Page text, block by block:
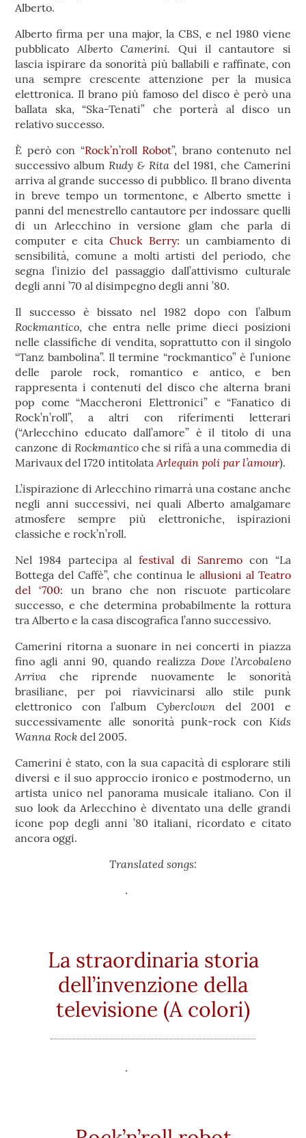
Alberto.
Alberto firma per una major, la CBS, e nel 1980 viene
pubblicatoAlberto Camerini. Qui il cantautore si
lascia ispirare da sonorità più ballabili e raffinate, con
una sempre crescente attenzione per la musica
elettronica. Il brano più famoso del disco è però una
ballata ska, “Ska-Tenati” che porterà al disco un
relativo successo.
È però con “Rock’n’roll Robot”, brano contenuto nel
successivo albumRudy & Rita del 1981, che Camerini
arriva al grande successo di pubblico. Il brano diventa
in breve tempo un tormentone, e Alberto smette i
panni del menestrello cantautore per indossare quelli
di un Arlecchino in versione glam che parla di
computer e citaChuck Berry: un cambiamento di
sensibilità, comune a molti artisti del periodo, che
segna l’inizio del passaggio dall’attivismo culturale
degli anni ’70 al disimpegno degli anni ’80.
Il successo è bissato nel 1982 dopo con l’album
Rockmantico, che entra nelle prime dieci posizioni
nelle classifiche di vendita, soprattutto con il singolo
“Tanz bambolina”. Il termine “rockmantico” è l’unione
delle parole rock, romantico e antico, e ben
rappresenta i contenuti del disco che alterna brani
pop come “Maccheroni Elettronici” e “Fanatico di
Rock’n’roll”, a altri con riferimenti letterari
(“Arlecchino educato dall’amore” è il titolo di una
canzone di Rockmanticoche si rifà a una commedia di
Marivaux del 1720 intitolataArlequin poli par l’amour).
L’ispirazione di Arlecchino rimarrà una costane anche
negli anni successivi, nei quali Alberto amalgamare
atmosfere sempre più elettroniche, ispirazioni
classiche e rock’n’roll.
Nel 1984 partecipa al festival di Sanremo con “La
Bottega del Caffè”, che continua le allusioni al Teatro
del ‘700: un brano che non riscuote particolare
successo, e che determina probabilmente la rottura
tra Alberto e la casa discografica l’anno successivo.
Camerini ritorna a suonare in nei concerti in piazza
fino agli anni 90, quando realizza Dove l’Arcobaleno
Arriva che riprende nuovamente le sonorità
brasiliane, per poi riavvicinarsi allo stile punk
elettronico con l’album Cyberclown del 2001 e
successivamente alle sonorità punk-rock con Kids
Wanna Rock del 2005.
Camerini è stato, con la sua capacità di esplorare stili
diversi e il suo approccio ironico e postmoderno, un
artista unico nel panorama musicale italiano. Con il
suo look da Arlecchino è diventato una delle grandi
icone pop degli anni ’80 italiani, ricordato e citato
ancora oggi.
Translated songs:
La straordinaria storia
dell’invenzione della
televisione (A colori)